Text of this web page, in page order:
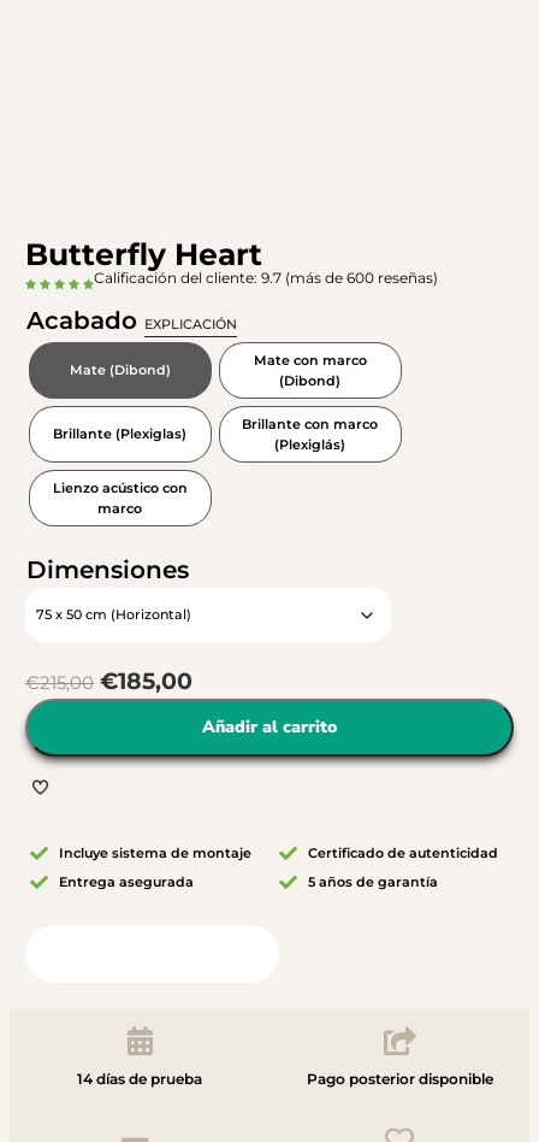
Butterfly Heart
Calificación del cliente: 9.7 (más de 600 reseñas)
Acabado EXPLICACIÓN
Mate (Dibond)
Mate con marco
(Dibond)
Brillante (Plexiglas)
Brillante con marco
(Plexiglás)
Lienzo acústico con
marco
Dimensiones
€215,00 €185,00
Añadir al carrito
Incluye sistema de montaje
Entrega asegurada
Certificado de autenticidad
5 años de garantía
14 días de prueba Pago posterior disponible